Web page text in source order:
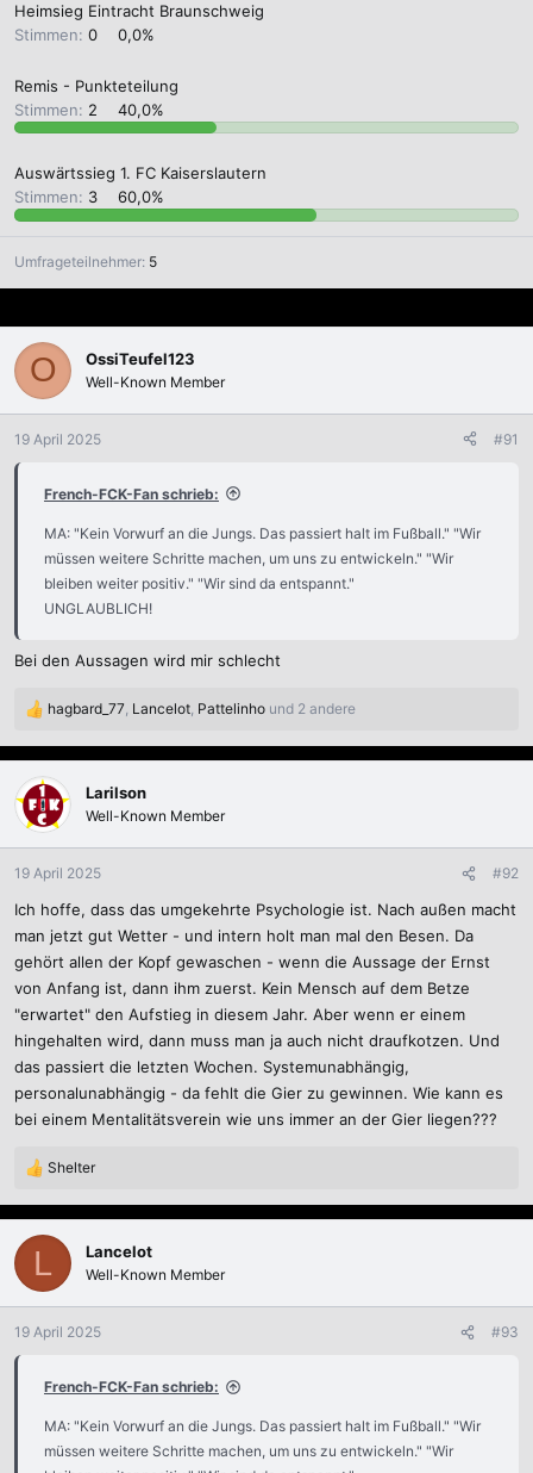
e
r
t
a
Heimsieg Eintracht Braunschweig
Stimmen: 0 0,0%
Remis - Punkteteilung
Stimmen: 2 40,0%
Auswärtssieg 1. FC Kaiserslautern
Stimmen: 3 60,0%
Umfrageteilnehmer 5
O OssiTeufel123
Well-Known Member
19 April 2025 #91
French-FCK-Fan schrieb:
MA: "Kein Vorwurf an die Jungs. Das passiert halt im Fußball." "Wir
müssen weitere Schritte machen, um uns zu entwickeln." "Wir
bleiben weiter positiv." "Wir sind da entspannt."
UNGLAUBLICH!
Bei den Aussagen wird mir schlecht
R
a
k
t
i
o
n
n
:
hagbard_77, Lancelot, Pattelinho und 2 andere
Larilson
Well-Known Member
19 April 2025 #92
Ich hoffe, dass das umgekehrte Psychologie ist. Nach außen macht
man jetzt gut Wetter - und intern holt man mal den Besen. Da
gehört allen der Kopf gewaschen - wenn die Aussage der Ernst
von Anfang ist, dann ihm zuerst. Kein Mensch auf dem Betze
"erwartet" den Aufstieg in diesem Jahr. Aber wenn er einem
hingehalten wird, dann muss man ja auch nicht draufkotzen. Und
das passiert die letzten Wochen. Systemunabhängig,
personalunabhängig - da fehlt die Gier zu gewinnen. Wie kann es
bei einem Mentalitätsverein wie uns immer an der Gier liegen???
R
a
k
i
o
n
Shelter
L Lancelot
Well-Known Member
19 April 2025 #93
French-FCK-Fan schrieb:
MA: "Kein Vorwurf an die Jungs. Das passiert halt im Fußball." "Wir
müssen weitere Schritte machen, um uns zu entwickeln." "Wir